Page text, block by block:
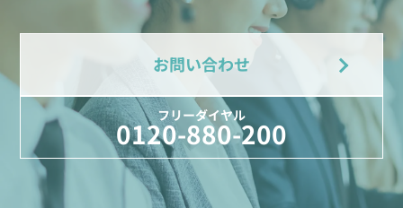
お問い合わせ
フリーダイヤル
0120-880-200